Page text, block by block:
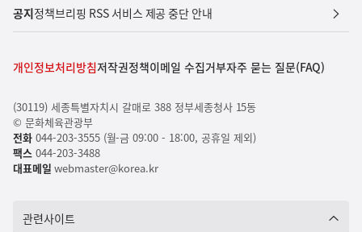
공지정책브리핑 RSS 서비스 제공 중단 안내
개인정보처리방침저작권정책이메일 수집거부자주 묻는 질문(FAQ)
(30119) 세종특별자치시 갈매로 388 정부세종청사 15동
© 문화체육관광부
전화044-203-3555 (월-금 09:00 - 18:00, 공휴일 제외)
팩스044-203-3488
대표메일 webmaster@korea.kr
관련사이트